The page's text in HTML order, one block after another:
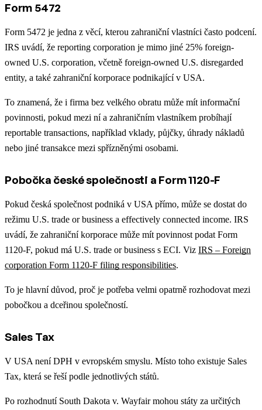
Form 5472
Form 5472 je jedna z věcí, kterou zahraniční vlastníci často podcení.
IRS uvádí, že reporting corporation je mimo jiné 25% foreign-
owned U.S. corporation, včetně foreign-owned U.S. disregarded
entity, a také zahraniční korporace podnikající v USA.
To znamená, že i firma bez velkého obratu může mít informační
povinnosti, pokud mezi ní a zahraničním vlastníkem probíhají
reportable transactions, například vklady, půjčky, úhrady nákladů
nebo jiné transakce mezi spřízněnými osobami.
Pobočka české společnosti a Form 1120-F
Pokud česká společnost podniká v USA přímo, může se dostat do
režimu U.S. trade or business a effectively connected income. IRS
uvádí, že zahraniční korporace může mít povinnost podat Form
1120-F, pokud má U.S. trade or business s ECI. Viz IRS – Foreign
corporation Form 1120-F filing responsibilities.
To je hlavní důvod, proč je potřeba velmi opatrně rozhodovat mezi
pobočkou a dceřinou společností.
Sales Tax
V USA není DPH v evropském smyslu. Místo toho existuje Sales
Tax, která se řeší podle jednotlivých států.
Po rozhodnutí South Dakota v. Wayfair mohou státy za určitých